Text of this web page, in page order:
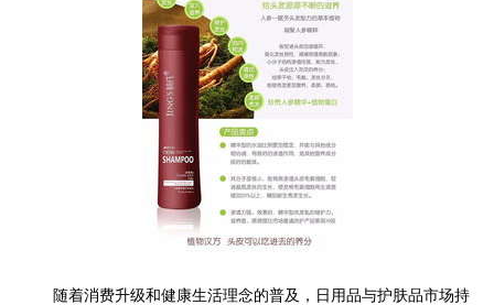
随着消费升级和健康生活理念的普及，日用品与护肤品市场持